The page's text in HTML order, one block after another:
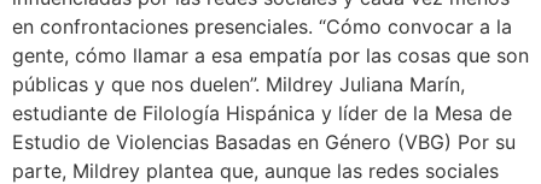
en confrontaciones presenciales. “Cómo convocar a la
gente, cómo llamar a esa empatía por las cosas que son
públicas y que nos duelen”. Mildrey Juliana Marín,
estudiante de Filología Hispánica y líder de la Mesa de
Estudio de Violencias Basadas en Género (VBG) Por su
parte, Mildrey plantea que, aunque las redes sociales